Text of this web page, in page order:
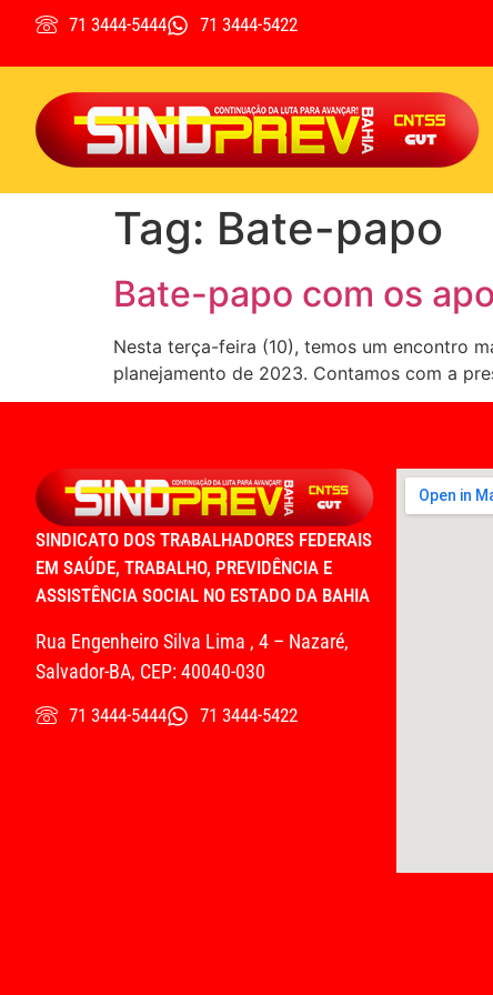
71 3444-5444 71 3444-5422
Tag: Bate-papo
Bate-papo com os
Nesta terça-feira (10), temos um encontro
planejamento de 2023. Contamos com a
SINDICATO DOS TRABALHADORES FEDERAIS
EM SAÚDE, TRABALHO, PREVIDÊNCIA E
ASSISTÊNCIA SOCIAL NO ESTADO DA BAHIA
Rua Engenheiro Silva Lima , 4 – Nazaré,
Salvador-BA, CEP: 40040-030
71 3444-5444 71 3444-5422